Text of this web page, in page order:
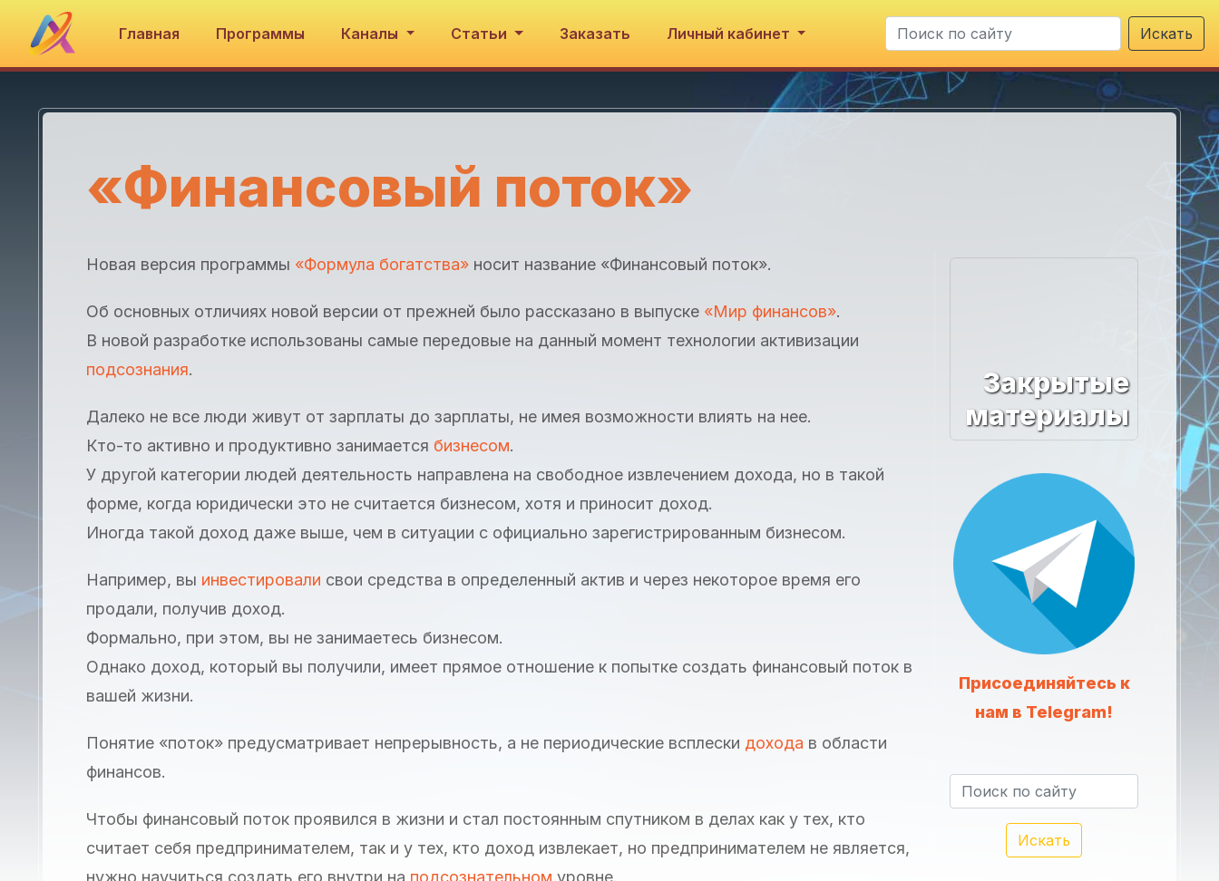
Главная Программы Каналы Статьи Заказать Личный кабинет Искать
«Финансовый поток»
Новая версия программы «Формула богатства» носит название «Финансовый поток».
Об основных отличиях новой версии от прежней было рассказано в выпуске «Мир финансов».
В новой разработке использованы самые передовые на данный момент технологии активизации
подсознания.
Далеко не все люди живут от зарплаты до зарплаты, не имея возможности влиять на нее.
Кто-то активно и продуктивно занимается бизнесом.
У другой категории людей деятельность направлена на свободное извлечением дохода, но в такой
форме, когда юридически это не считается бизнесом, хотя и приносит доход.
Иногда такой доход даже выше, чем в ситуации с официально зарегистрированным бизнесом.
Например, вы инвестировали свои средства в определенный актив и через некоторое время его
продали, получив доход.
Формально, при этом, вы не занимаетесь бизнесом.
Однако доход, который вы получили, имеет прямое отношение к попытке создать финансовый поток в
вашей жизни.
Понятие «поток» предусматривает непрерывность, а не периодические всплески дохода в области
финансов.
Чтобы финансовый поток проявился в жизни и стал постоянным спутником в делах как у тех, кто
считает себя предпринимателем, так и у тех, кто доход извлекает, но предпринимателем не является,
нужно научиться создать его внутри на подсознательном уровне.
Закрытые
материалы
Присоединяйтесь к
нам в Telegram!
Искать